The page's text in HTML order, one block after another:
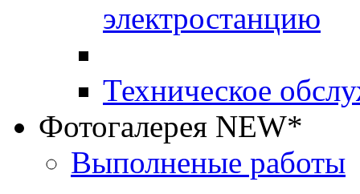
электростанцию
Техническое
Фотогалерея NEW*
Выполненые работы